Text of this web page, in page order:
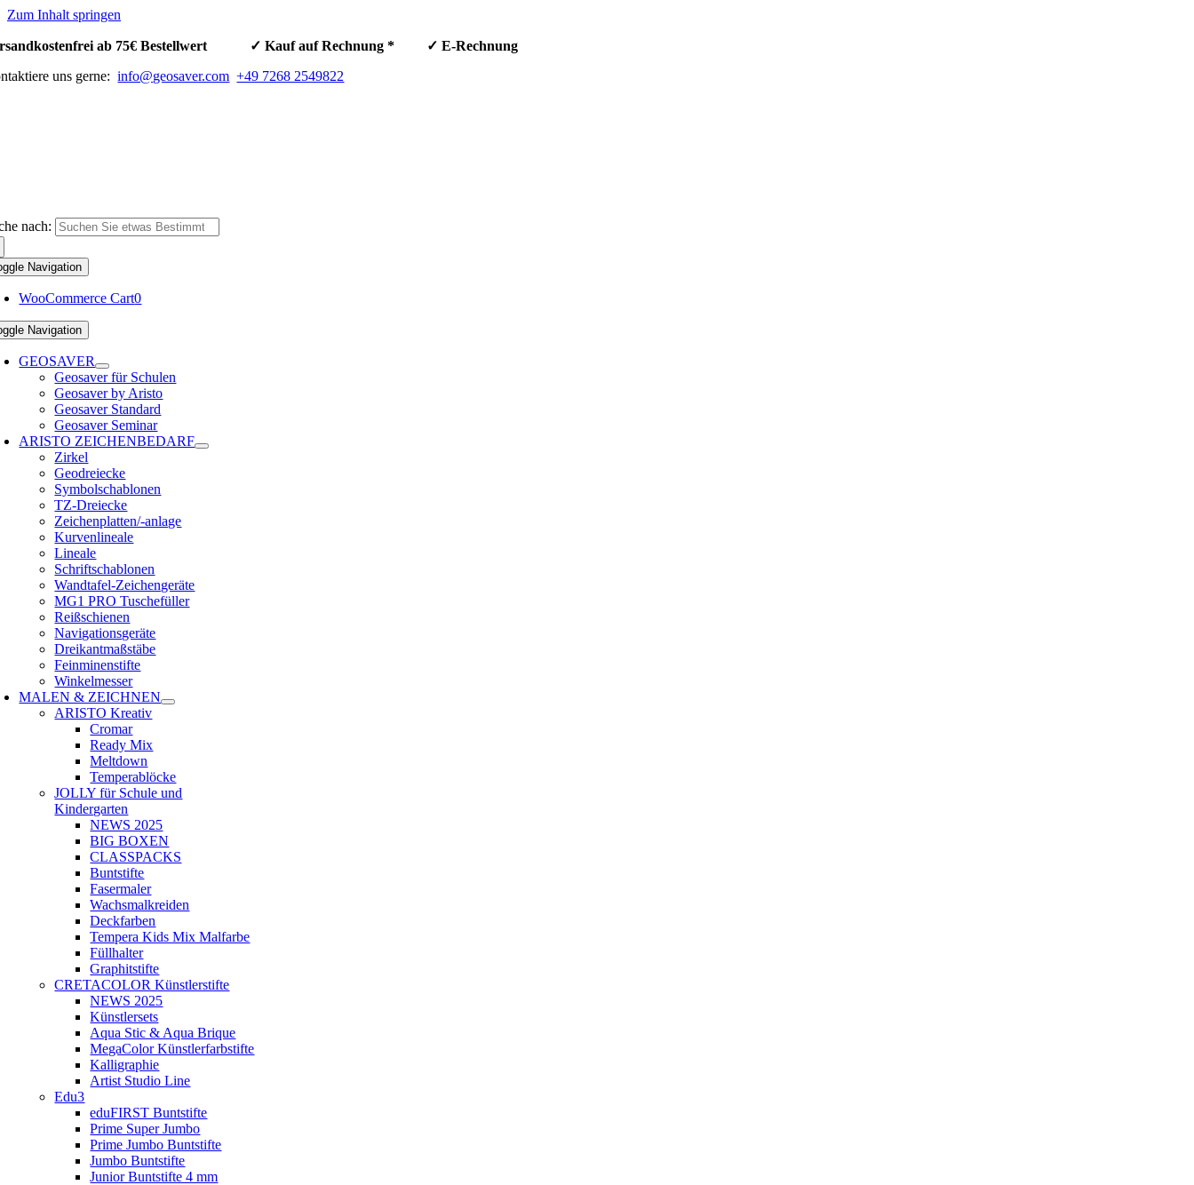
Zum Inhalt springen
ab 75€ Bestellwert ✓ Kauf auf Rechnung * ✓ E-Rechnung
uns gerne: info@geosaver.com +49 7268 2549822
nach:
Navigation
WooCommerce Cart0
Navigation
GEOSAVER
Geosaver für Schulen
Geosaver by Aristo
Geosaver Standard
Geosaver Seminar
ARISTO ZEICHENBEDARF
Zirkel
Geodreiecke
Symbolschablonen
TZ-Dreiecke
Zeichenplatten/-anlage
Kurvenlineale
Lineale
Schriftschablonen
Wandtafel-Zeichengeräte
MG1 PRO Tuschefüller
Reißschienen
Navigationsgeräte
Dreikantmaßstäbe
Feinminenstifte
Winkelmesser
MALEN & ZEICHNEN
ARISTO Kreativ
Cromar
Ready Mix
Meltdown
Temperablöcke
JOLLY für Schule und
Kindergarten
NEWS 2025
BIG BOXEN
CLASSPACKS
Buntstifte
Fasermaler
Wachsmalkreiden
Deckfarben
Tempera Kids Mix Malfarbe
Füllhalter
Graphitstifte
CRETACOLOR Künstlerstifte
NEWS 2025
Künstlersets
Aqua Stic & Aqua Brique
MegaColor Künstlerfarbstifte
Kalligraphie
Artist Studio Line
Edu3
eduFIRST Buntstifte
Prime Super Jumbo
Prime Jumbo Buntstifte
Jumbo Buntstifte
Junior Buntstifte 4 mm